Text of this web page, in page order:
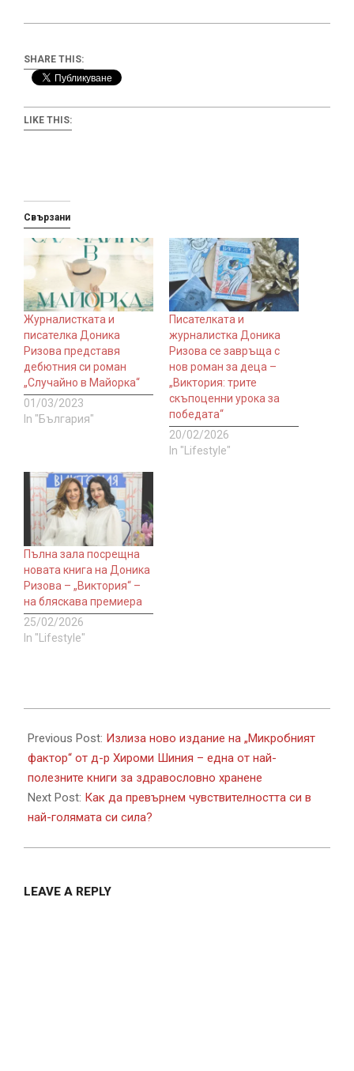
SHARE THIS:
LIKE THIS:
Свързани
Журналистката и
писателка Доника
Ризова представя
дебютния си роман
„Случайно в Майорка“
01/03/2023
In "България"
Писателката и
журналистка Доника
Ризова се завръща с
нов роман за деца –
„Виктория: трите
скъпоценни урока за
победата“
20/02/2026
In "Lifestyle"
Пълна зала посрещна
новата книга на Доника
Ризова – „Виктория“ –
на бляскава премиера
25/02/2026
In "Lifestyle"
03-
10
Previous Post: Излиза ново издание на „Микробният
фактор“ от д-р Хироми Шиния – една от най-
полезните книги за здравословно хранене
Next Post: Как да превърнем чувствителността си в
най-голямата си сила?
LEAVE A REPLY